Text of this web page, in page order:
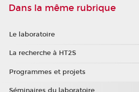
Dans la même rubrique
Le laboratoire
La recherche à HT2S
Programmes et projets